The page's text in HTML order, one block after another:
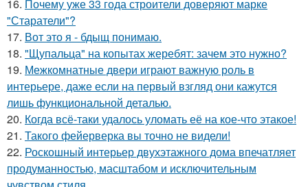
16. Почему уже 33 года строители доверяют марке
"Старатели"?
17. Вот это я - бдыщ понимаю.
18. "Щупальца" на копытах жеребят: зачем это нужно?
19. Межкомнатные двери играют важную роль в
интерьере, даже если на первый взгляд они кажутся
лишь функциональной деталью.
20. Когда всё-таки удалось уломать её на кое-что этакое!
21. Такого фейерверка вы точно не видели!
22. Роскошный интерьер двухэтажного дома впечатляет
продуманностью, масштабом и исключительным